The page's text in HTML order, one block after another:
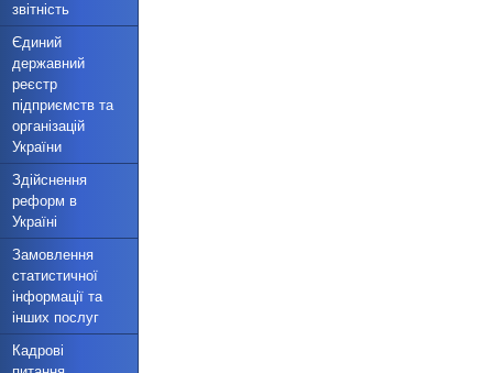
звітність
Єдиний
державний
реєстр
підприємств та
організацій
України
Здійснення
реформ в
Україні
Замовлення
статистичної
інформації та
інших послуг
Кадрові